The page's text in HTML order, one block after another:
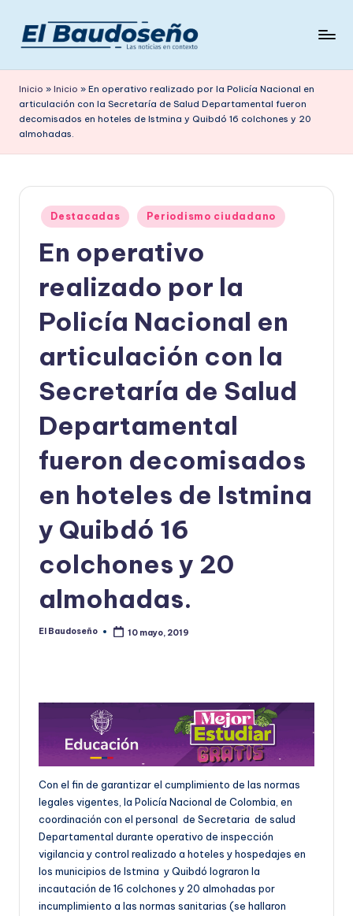
Saltar
contenido
e
ri
ó
i
en
contexto
Inicio » Inicio » En operativo realizado por la Policía Nacional en
articulación con la Secretaría de Salud Departamental fueron
decomisados en hoteles de Istmina y Quibdó 16 colchones y 20
almohadas.
Publicado
en
Destacadas Periodismo ciudadano
En operativo
realizado por la
Policía Nacional en
articulación con la
Secretaría de Salud
Departamental
fueron decomisados
en hoteles de Istmina
y Quibdó 16
colchones y 20
almohadas.
Publicado
El Baudoseño 10 mayo, 2019
Con el fin de garantizar el cumplimiento de las normas
legales vigentes, la Policía Nacional de Colombia, en
coordinación con el personal de Secretaria de salud
Departamental durante operativo de inspección
vigilancia y control realizado a hoteles y hospedajes en
los municipios de Istmina y Quibdó lograron la
incautación de 16 colchones y 20 almohadas por
incumplimiento a las normas sanitarias (se hallaron